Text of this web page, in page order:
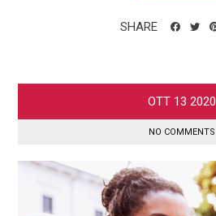
SHARE
OTT 13 2020
NO COMMENTS